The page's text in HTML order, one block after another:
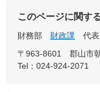
このページに関す
財務部 財政課
代表
〒963-8601
郡山市
Tel：024-924-2071